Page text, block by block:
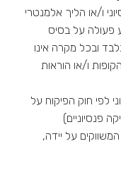
ו/או הליך אלמנטרי
פעולה על בסיס
ובכל מקרה אינו
ו/או הוראות
לפי חוק הפיקוח על
פנסיוניים)
המשווקים על יידה,